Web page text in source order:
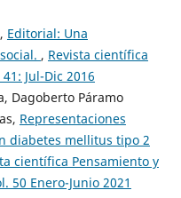
Editorial: Una
, Revista científica
Jul-Dic 2016
Dagoberto Páramo
Representaciones
diabetes mellitus tipo 2
científica Pensamiento y
50 Enero-Junio 2021